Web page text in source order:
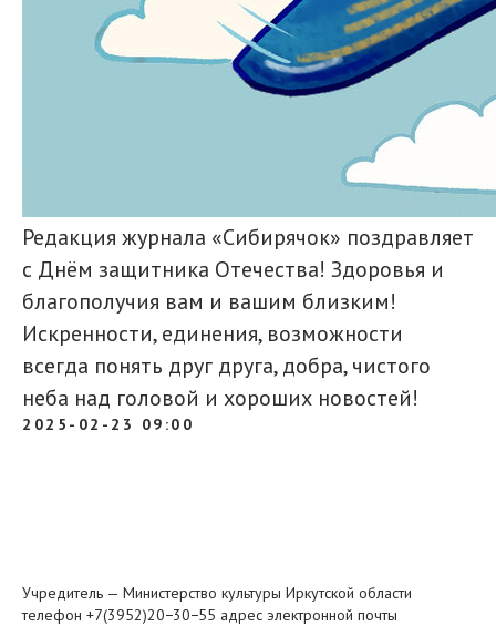
Редакция журнала «Сибирячок» поздравляет
с Днём защитника Отечества! Здоровья и
благополучия вам и вашим близким!
Искренности, единения, возможности
всегда понять друг друга, добра, чистого
неба над головой и хороших новостей!
2025-02-23 09:00
Учредитель — Министерство культуры Иркутской области
телефон +7(3952)20−30−55 адрес электронной почты